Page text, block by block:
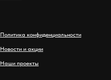
Политика конфиденциальности
Новости и акции
Наши проекты